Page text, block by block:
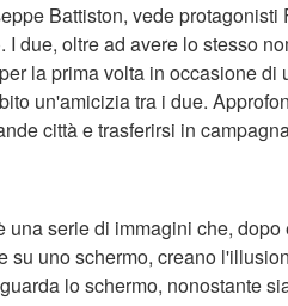
Battiston, vede
due, oltre ad avere lo stesso
la prima volta in occasione
un'amicizia tra i due.
città e trasferirsi in
serie di immagini che,
su uno schermo, creano
lo schermo, nonostante